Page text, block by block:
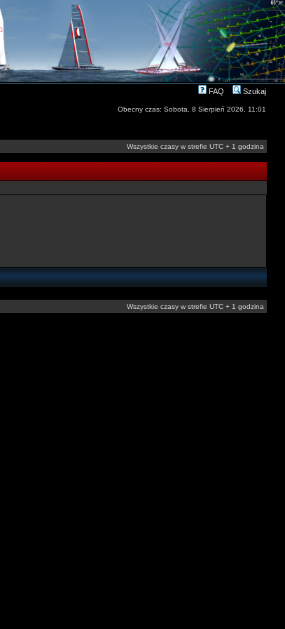
FAQ Szukaj
Obecny czas: Sobota, 8 Sierpień 2026, 11:01
Wszystkie czasy w strefie UTC + 1 godzina
Wszystkie czasy w strefie UTC + 1 godzina